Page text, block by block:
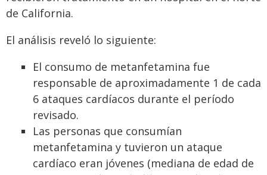
de California.
El análisis reveló lo siguiente:
El consumo de metanfetamina fue
responsable de aproximadamente 1 de cada
6 ataques cardíacos durante el período
revisado.
Las personas que consumían
metanfetamina y tuvieron un ataque
cardíaco eran jóvenes (mediana de edad de